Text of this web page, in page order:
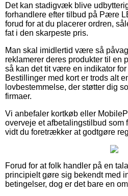
Det kan stadigvæk blive
forhandlere efter tilbud på Pære
forud for at du placerer ordren,
fat i den skarpeste pris.
Man skal imidlertid være så
reklamerer deres produkter til en
så kan det tit være en indikator
Bestillinger med kort er trods alt
lovbestemmelse, der støtter dig
firmaer.
Vi anbefaler kortkøb eller
overveje et afbetalingstilbud som
vidt du foretrækker at godtgøre
Forud for at folk handler på en
principielt gøre sig bekendt med
betingelser, dog er det bare en